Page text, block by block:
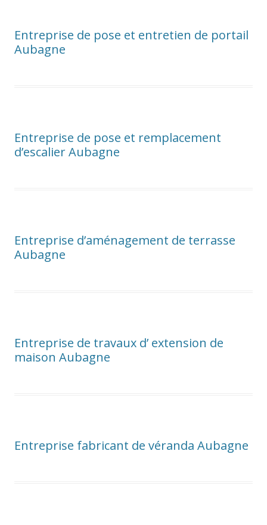
Entreprise de pose et entretien de portail
Aubagne
Entreprise de pose et remplacement
d’escalier Aubagne
Entreprise d’aménagement de terrasse
Aubagne
Entreprise de travaux d’ extension de
maison Aubagne
Entreprise fabricant de véranda Aubagne